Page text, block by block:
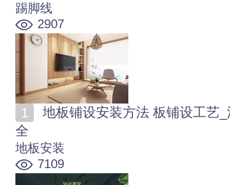
踢脚线
2907
全
地板安装
7109